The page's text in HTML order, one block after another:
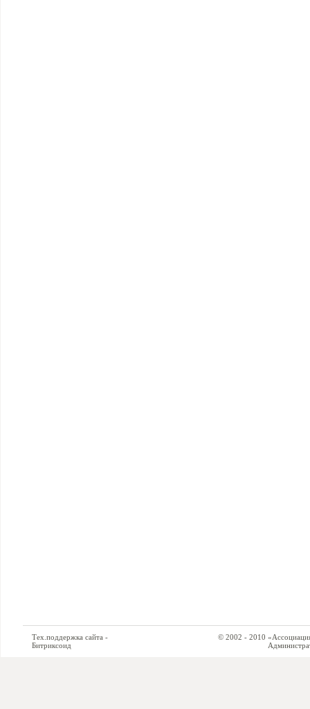
Тех.поддержка сайта -
Битриксоид
© 2002 - 2010 «Ассоциация